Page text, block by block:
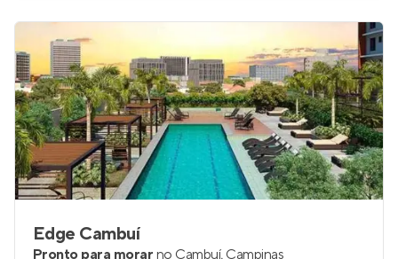
Edge Cambuí
Pronto para morar no Cambuí, Campinas